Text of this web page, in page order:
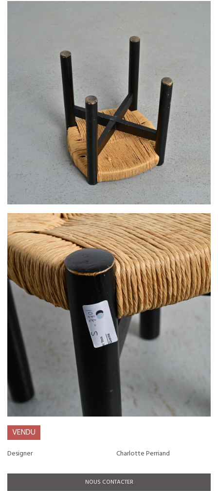
VENDU
Designer Charlotte Perriand
NOUS CONTACTER